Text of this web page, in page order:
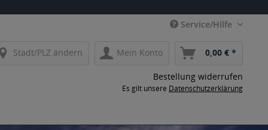
Service/Hilfe
Stadt/PLZ ändern Mein Konto 0,00 € *
Bestellung widerrufen
Es gilt unsere Datenschutzerklärung